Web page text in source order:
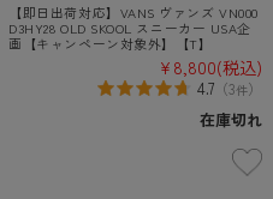
【即日出荷対応】VANS ヴァンズ VN000
D3HY28 OLD SKOOL スニーカー USA企
画【キャンペーン対象外】【T】
¥8,800(税込)
4.7 （3件）
在庫切れ